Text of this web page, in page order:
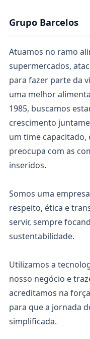
Grupo Barcelos
Atuamos no ramo
supermercados,
para fazer parte da
uma melhor
1985, buscamos
crescimento
um time
preocupa com as
inseridos.
Somos uma
respeito, ética e
servir, sempre
sustentabilidade.
Utilizamos a
nosso negócio e
acreditamos na
para que a jornada
simplificada.